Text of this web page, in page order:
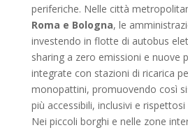
periferiche. Nelle città
Roma e Bologna, le
investendo in flotte di autobus
sharing a zero emissioni e nuove
integrate con stazioni di ricarica
monopattini, promuovendo così
più accessibili, inclusivi e rispettosi
Nei piccoli borghi e nelle zone